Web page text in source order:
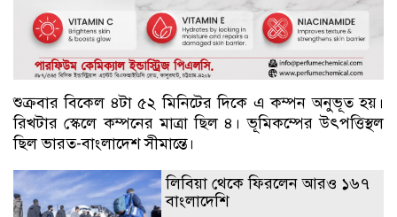
শুক্রবার বিকেল ৪টা ৫২ মিনিটের দিকে এ কম্পন অনুভূত হয়।
রিখটার স্কেলে কম্পনের মাত্রা ছিল ৪। ভূমিকম্পের উৎপত্তিস্থল
ছিল ভারত-বাংলাদেশ সীমান্তে।
লিবিয়া থেকে ফিরলেন আরও ১৬৭
বাংলাদেশি